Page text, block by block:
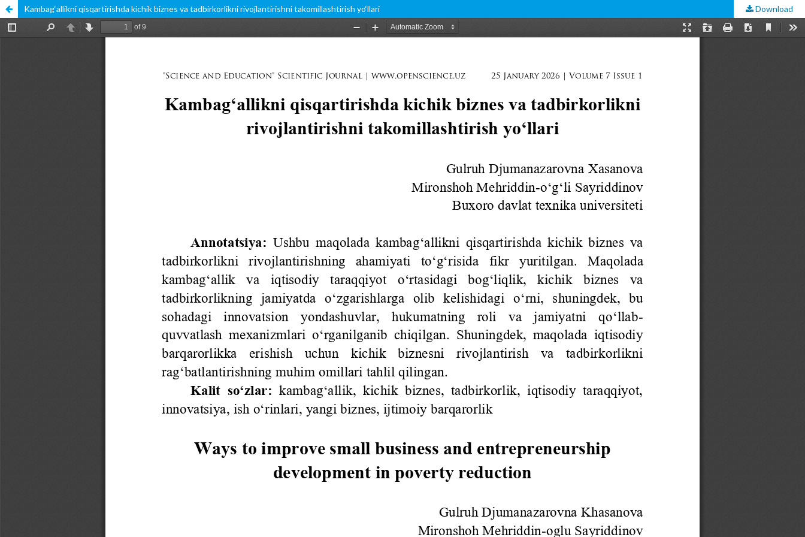
Kambag‘allikni qisqartirishda kichik biznes va tadbirkorlikni rivojlantirishni takomillashtirish yo‘llari Download